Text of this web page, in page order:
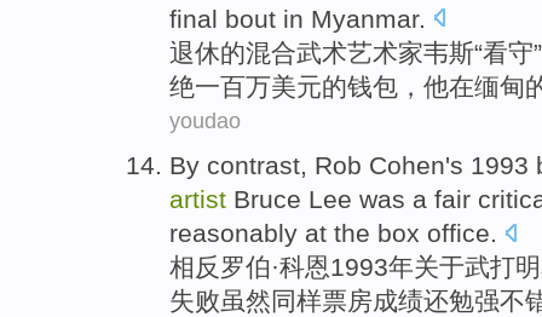
final bout in Myanmar.
退休的混合武术艺术家韦斯“看守”
绝一百万美元的钱包 ， 他在缅甸
youdao
By contrast, Rob Cohen's 1993
artist Bruce Lee was a fair
reasonably at the box office.
相反 罗伯·科恩1993年关于武打
失败虽然同样票房成绩还勉强不